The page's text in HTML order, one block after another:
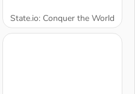
State.io: Conquer the World